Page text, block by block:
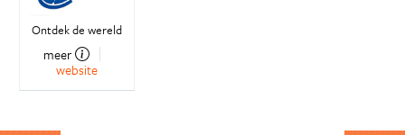
Ontdek de wereld
meer
website